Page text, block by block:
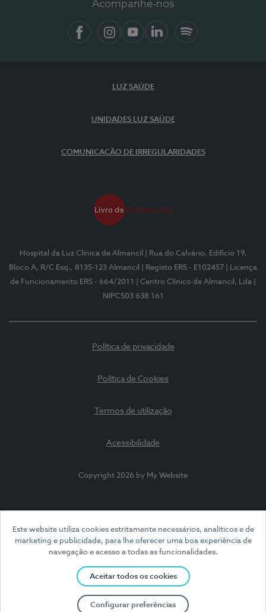
Este website utiliza cookies estritamente necessários, analíticos e de
marketing e publicidade, para lhe oferecer uma boa experiência de
navegação e acesso a todas as funcionalidades.
Aceitar todos os cookies
Configurar preferências
Acompanhe-nos
LUZ SAÚDE
UNIDADES LUZ SAÚDE
COMUNICAÇÃO DE IRREGULARIDADES
Hospital da Luz Clínica de Almancil
| Rua do Calvário, Edifício 19,
Bloco A, R/C Esq., 8135-123 Almancil
| Registo ERS - E102457
| Licença
de Funcionamento ERS - 664/2011
| Centro Clínico de Almancil, Lda
NIPC503 638 161
Política de privacidade
Política de Cookies
Termos de utilização
Acessibilidade
Copyright 2026 by My Website